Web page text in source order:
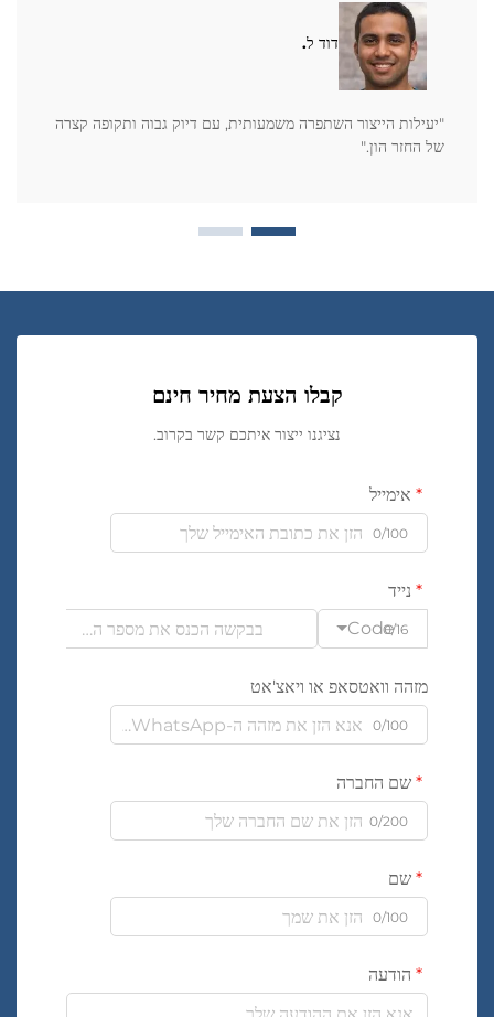
דוד ל.
"יעילות הייצור השתפרה משמעותית, עם דיוק גבוה ותקופה קצרה
של החזר הון."
קבלו הצעת מחיר חינם
נציגנו ייצור איתכם קשר בקרוב.
אימייל
0/100
נייד
Code0/16
מזהה וואטסאפ או ויאצ'אט
0/100
שם החברה
0/200
שם
0/100
הודעה